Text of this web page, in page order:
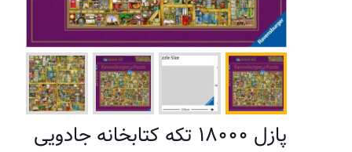
پازل ۱۸۰۰۰ تکه کتابخانه جادویی